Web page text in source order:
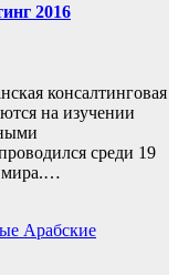
2016
консалтинговая
на изучении
среди 19
мира.…
Арабские